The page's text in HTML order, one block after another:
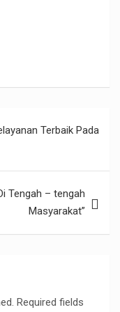
Terbaik Pada
Tengah – tengah
Masyarakat”
Required fields